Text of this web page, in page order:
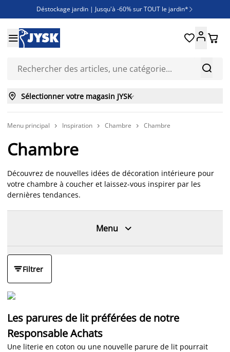
Déstockage jardin | Jusqu'à -60% sur TOUT le jardin* 
Jusqu'à -50% sur une sélection literie
Découvrez les nouveautés de la collection


 
 Sélectionner votre magasin JYSK
Menu principal  Inspiration  Chambre  Chambre
Chambre
Découvrez de nouvelles idées de décoration intérieure pour
votre chambre à coucher et laissez-vous inspirer par les
dernières tendances.
Menu 
Filtrer
Les parures de lit préférées de notre
Responsable Achats
Une literie en coton ou une nouvelle parure de lit pourrait